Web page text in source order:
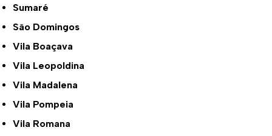
Sumaré
São Domingos
Vila Boaçava
Vila Leopoldina
Vila Madalena
Vila Pompeia
Vila Romana